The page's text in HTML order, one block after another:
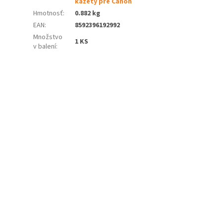
Hmotnosť:
0.882 kg
EAN:
8592396192992
Množstvo
v balení: 1 KS